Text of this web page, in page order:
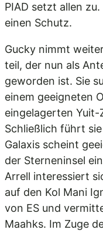
PIAD setzt allen
einen Schutz.
Gucky nimmt
teil, der nun als
geworden ist. Sie
einem geeigneten
eingelagerten Yuit-
Schließlich führt
Galaxis scheint
der Sterneninsel
Arrell interessiert
auf den Kol Mani
von ES und
Maahks. Im Zuge